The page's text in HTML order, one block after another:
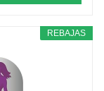
REBAJAS